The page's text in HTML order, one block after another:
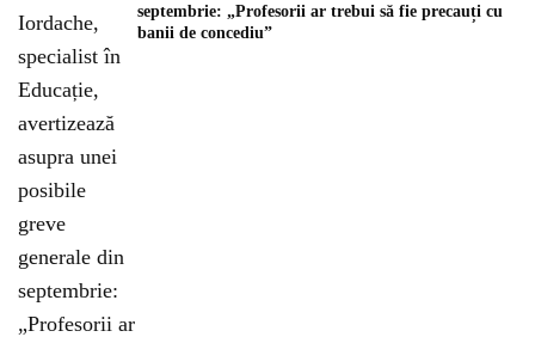
septembrie: „Profesorii ar trebui să fie precauți cu
banii de concediu”